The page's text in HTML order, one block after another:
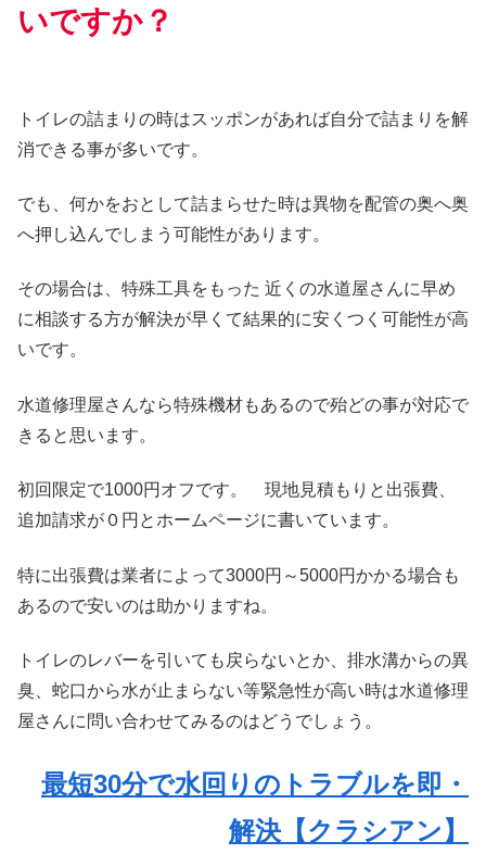
いですか？
トイレの詰まりの時はスッポンがあれば自分で詰まりを解
消できる事が多いです。
でも、何かをおとして詰まらせた時は異物を配管の奥へ奥
へ押し込んでしまう可能性があります。
その場合は、特殊工具をもった 近くの水道屋さんに早め
に相談する方が解決が早くて結果的に安くつく可能性が高
いです。
水道修理屋さんなら特殊機材もあるので殆どの事が対応で
きると思います。
初回限定で1000円オフです。 現地見積もりと出張費、
追加請求が０円とホームページに書いています。
特に出張費は業者によって3000円～5000円かかる場合も
あるので安いのは助かりますね。
トイレのレバーを引いても戻らないとか、排水溝からの異
臭、蛇口から水が止まらない等緊急性が高い時は水道修理
屋さんに問い合わせてみるのはどうでしょう。
最短30分で水回りのトラブルを即・
解決【クラシアン】